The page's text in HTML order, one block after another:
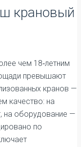
крановый
чем 18‑летним
превышают
кранов —
качество: на
на оборудование —
по